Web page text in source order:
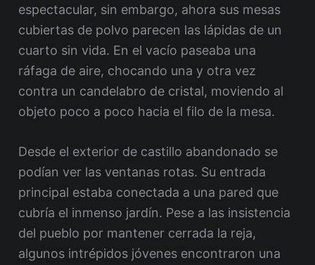
espectacular, sin embargo, ahora sus mesas
cubiertas de polvo parecen las lápidas de un
cuarto sin vida. En el vacío paseaba una
ráfaga de aire, chocando una y otra vez
contra un candelabro de cristal, moviendo al
objeto poco a poco hacia el filo de la mesa.
Desde el exterior de castillo abandonado se
podían ver las ventanas rotas. Su entrada
principal estaba conectada a una pared que
cubría el inmenso jardín. Pese a las insistencia
del pueblo por mantener cerrada la reja,
algunos intrépidos jóvenes encontraron una